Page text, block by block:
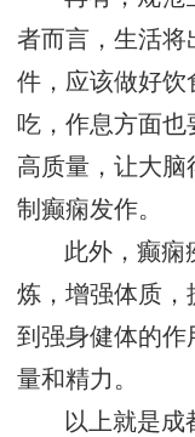
者而言，生活将
件，应该做好饮
吃，作息方面
高质量，让大
制癫痫发作。
此外，癫痫
炼，增强体质，
到强身健体的作
量和精力。
以上就是成